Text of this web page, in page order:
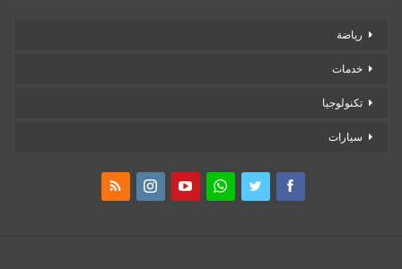
رياضة
خدمات
تكنولوجيا
سيارات